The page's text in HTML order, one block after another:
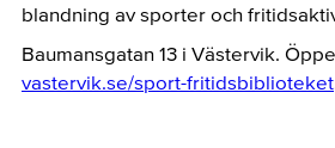
blandning av sporter och
Baumansgatan 13 i Västervik.
vastervik.se/sport-fritidsbiblioteket